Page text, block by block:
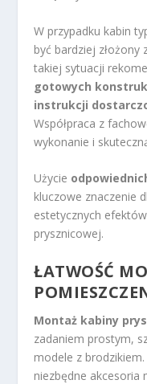
W przypadku kabin
być bardziej złożony
takiej sytuacji
gotowych
instrukcji
Współpraca z
wykonanie i
Użycie
kluczowe znaczenie
estetycznych
prysznicowej.
ŁATWOŚĆ
Montaż kabiny
zadaniem prostym,
modele z
niezbędne akcesoria